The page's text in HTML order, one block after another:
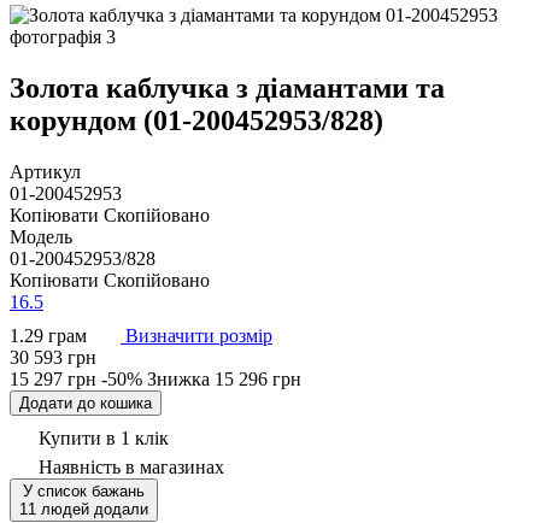
Золота каблучка з діамантами та
корундом (01-200452953/828)
Артикул
01-200452953
Копіювати Скопійовано
Модель
01-200452953/828
Копіювати Скопійовано
16.5
1.29 грам
Визначити розмір
30 593 грн
15 297 грн -50% Знижка 15 296 грн
Додати до кошика
Купити в 1 клік
Наявність в магазинах
У список бажань
11 людей додали